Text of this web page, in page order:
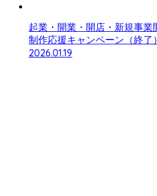
起業・開業・開店・新規事業
制作応援キャンペーン（終了）
2026.01.19